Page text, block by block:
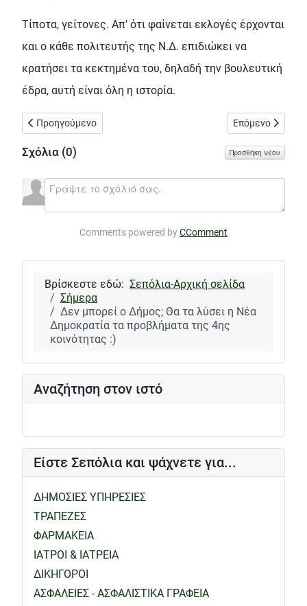
Αναζήτηση στον ιστό
Είστε Σεπόλια και ψάχνετε για...
ΔΗΜΟΣΙΕΣ ΥΠΗΡΕΣΙΕΣ
ΤΡΑΠΕΖΕΣ
ΦΑΡΜΑΚΕΙΑ
ΙΑΤΡΟΙ & ΙΑΤΡΕΙΑ
ΔΙΚΗΓΟΡΟΙ
ΑΣΦΑΛΕΙΕΣ - ΑΣΦΑΛΙΣΤΙΚΑ ΓΡΑΦΕΙΑ
Τίποτα, γείτονες. Απ' ότι φαίνεται εκλογές έρχονται
και ο κάθε πολιτευτής της Ν.Δ. επιδιώκει να
κρατήσει τα κεκτημένα του, δηλαδή την βουλευτική
έδρα, αυτή είναι όλη η ιστορία.
Προηγούμενο άρθρο: Μια πρώην παιδική χαρά, τώρα ένα τίποτα
Προηγούμενο Επόμενο άρθρο:
Επόμενο
Σχόλια (0) Προσθήκη νέου
Comments powered byCComment
Βρίσκεστε εδώ: Σεπόλια-Αρχική σελίδα
Σήμερα
Δεν μπορεί ο Δήμος; Θα τα λύσει η Νέα
Δημοκρατία τα προβλήματα της 4ης
κοινότητας :)